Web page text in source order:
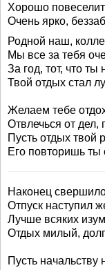
Хорошо
Очень ярко,
Родной наш,
Мы все за тебя
За год, тот, что ты
Твой отдых стал
Желаем тебе
Отвлечься от дел,
Пусть отдых твой
Его повторишь
Наконец
Отпуск наступил
Лучше всяких
Отдых милый,
Пусть начальству